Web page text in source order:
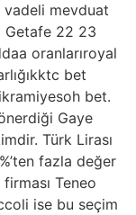
vadeli mevduat
Getafe 22 23
oranlarıroyal
bet
bet.
Gaye
Türk Lirası
fazla değer
Teneo
ise bu seçim